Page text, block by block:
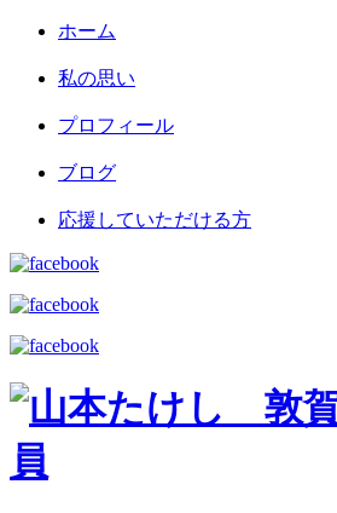
ホーム
私の思い
プロフィール
ブログ
応援していただける方